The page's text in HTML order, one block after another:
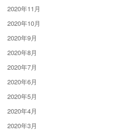
2020年11月
2020年10月
2020年9月
2020年8月
2020年7月
2020年6月
2020年5月
2020年4月
2020年3月